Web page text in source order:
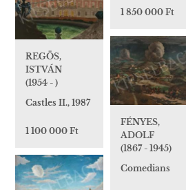
1 850 000 Ft
REGÖS,
ISTVÁN
(1954 - )
Castles II., 1987
1 100 000 Ft
FÉNYES,
ADOLF
(1867 - 1945)
Comedians